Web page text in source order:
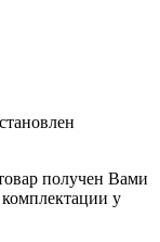
получен Вами
у